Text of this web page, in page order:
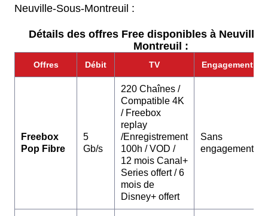
Neuville-Sous-Montreuil :
Détails des offres Free disponibles à Neuville-
Montreuil :
Offres Débit TV Engagement
Freebox
Pop Fibre
5
Gb/s
220 Chaînes /
Compatible 4K
/ Freebox
replay
/Enregistrement
100h / VOD /
12 mois Canal+
Series offert / 6
mois de
Disney+ offert
Sans
engagement